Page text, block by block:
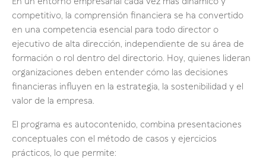
competitivo, la comprensión financiera se ha convertido
en una competencia esencial para todo director o
ejecutivo de alta dirección, independiente de su área de
formación o rol dentro del directorio. Hoy, quienes lideran
organizaciones deben entender cómo las decisiones
financieras influyen en la estrategia, la sostenibilidad y el
valor de la empresa.
El programa es autocontenido, combina presentaciones
conceptuales con el método de casos y ejercicios
prácticos, lo que permite: